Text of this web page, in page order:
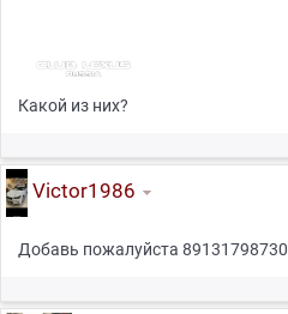
Какой из них?
Victor1986
Добавь пожалуйста 89131798730